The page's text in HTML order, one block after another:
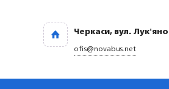
Черкаси, вул.
ofis@novabus.net